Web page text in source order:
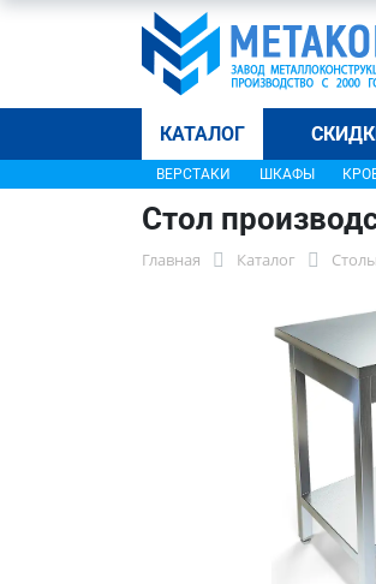
КАТАЛОГ
ВЕРСТАКИ ШКАФЫ
Стол
Главная Каталог Столы